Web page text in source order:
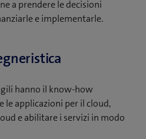
a prendere le decisioni
e implementarle.
hanno il know-how
le applicazioni per il cloud,
e abilitare i servizi in modo